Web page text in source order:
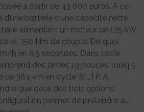
à partir de 43 600 euros. A ce
d’une batterie d’une capacité nette
alimentant un moteur de 125 kW
et 350 Nm de couple. De quoi
h en 8,5 secondes. Dans cette
des jantes 19 pouces, Ioniq 5
de 384 km en cycle WLTP. A
que deux des trois options
permet de prétendre au